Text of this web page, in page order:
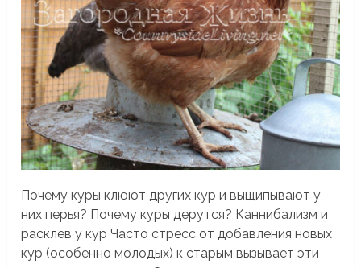
Почему куры клюют других кур и выщипывают у
них перья? Почему куры дерутся? Каннибализм и
расклев у кур Часто стресс от добавления новых
кур (особенно молодых) к старым вызывает эти